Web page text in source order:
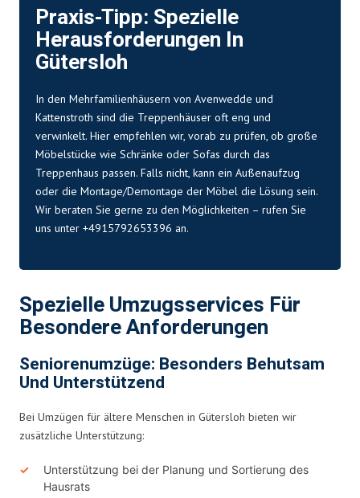
Praxis-Tipp: Spezielle
Herausforderungen In
Gütersloh
In den Mehrfamilienhäusern von Avenwedde und
Kattenstroth sind die Treppenhäuser oft eng und
verwinkelt. Hier empfehlen wir, vorab zu prüfen, ob große
Möbelstücke wie Schränke oder Sofas durch das
Treppenhaus passen. Falls nicht, kann ein Außenaufzug
oder die Montage/Demontage der Möbel die Lösung sein.
Wir beraten Sie gerne zu den Möglichkeiten – rufen Sie
uns unter +4915792653396 an.
Spezielle Umzugsservices Für
Besondere Anforderungen
Seniorenumzüge: Besonders Behutsam
Und Unterstützend
Bei Umzügen für ältere Menschen in Gütersloh bieten wir
zusätzliche Unterstützung:
Unterstützung bei der Planung und Sortierung des
Hausrats